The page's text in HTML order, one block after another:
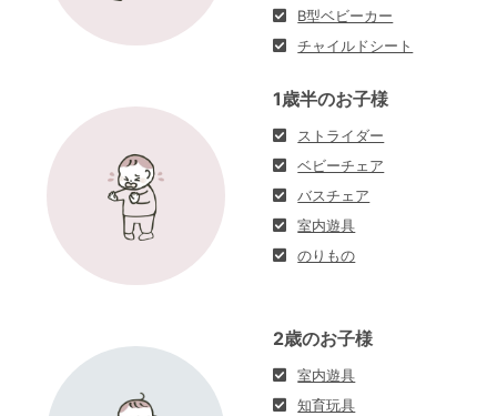
B型ベビーカー
チャイルドシート
1歳半のお子様
ストライダー
ベビーチェア
バスチェア
室内遊具
のりもの
2歳のお子様
室内遊具
知育玩具